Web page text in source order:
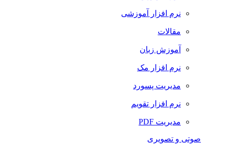
نرم افزار آموزشی
مقالات
آموزش زبان
نرم افزار مک
مدیریت پسورد
نرم افزار تقویم
مدیریت PDF
صوتی و تصویری